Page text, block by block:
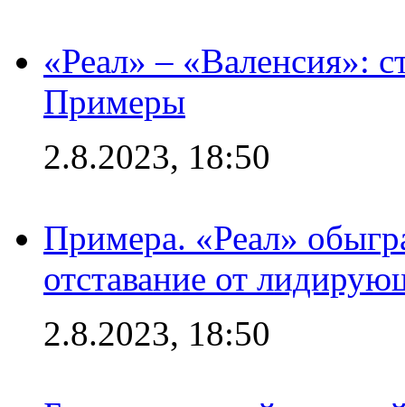
«Реал» – «Валенсия»:
Примеры
2.8.2023, 18:50
Примера. «Реал»
отставание от
2.8.2023, 18:50